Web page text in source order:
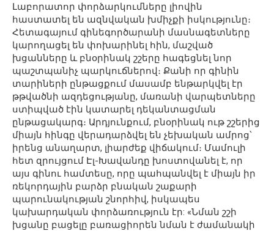
Լաբորատոր փորձարկումները լիովին
հաստատել են ազնվական խմիչքի իսկությունը։
Հետագայում գինեգործարանի մասնագետները
կարողացել են փոխարինել հին, մաշված
խցանները և բնօրինակ շշերը հագեցնել նոր
պաշտպանիչ պարկուճներով։ Քանի որ գինին
տարիների ընթացքում մասամբ ենթարկվել էր
թթվածնի ազդեցությանը, մառանի վարպետները
ստիպված էին կատարել դեկանտացման
ընթացակարգ։ Արդյունքում, բնօրինակ ութ շշերից
միայն հինգը վերադարձվել են չեխական ամրոց՝
իրենց անաղարտ, լիարժեք վիճակում։ Մամուլի
հետ զրույցում Էլ-Խավանդը խոստովանել է, որ
այս գինու համտեսը, որը պահպանվել է միայն իր
ռեկորդային բարձր բնական շաքարի
պարունակության շնորհիվ, իսկապես
կախարդական փորձառություն էր: «Նման շշի
խցանը բացելը բառացիորեն նման է ժամանակի